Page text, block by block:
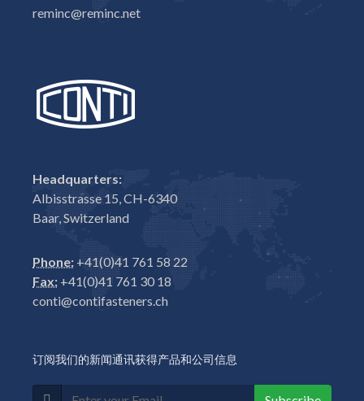
reminc@reminc.net
Headquarters:
Albisstrasse 15, CH-6340
Baar, Switzerland
Phone: +41(0)41 761 58 22
Fax: +41(0)41 761 30 18
conti@contifasteners.ch
订阅我们的新闻通讯获得产品和公司信息